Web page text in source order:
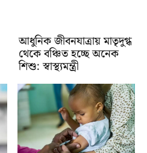
আধুনিক জীবনযাত্রায় মাতৃদুগ্ধ
থেকে বঞ্চিত হচ্ছে অনেক
শিশু: স্বাস্থ্যমন্ত্রী